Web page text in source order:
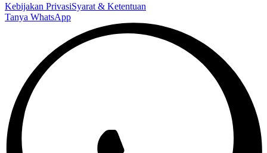
Kebijakan PrivasiSyarat & Ketentuan
Tanya WhatsApp